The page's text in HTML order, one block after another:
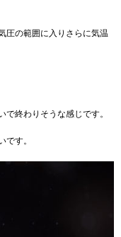
圧の範囲に入りさらに気温
で終わりそうな感じです。
です。